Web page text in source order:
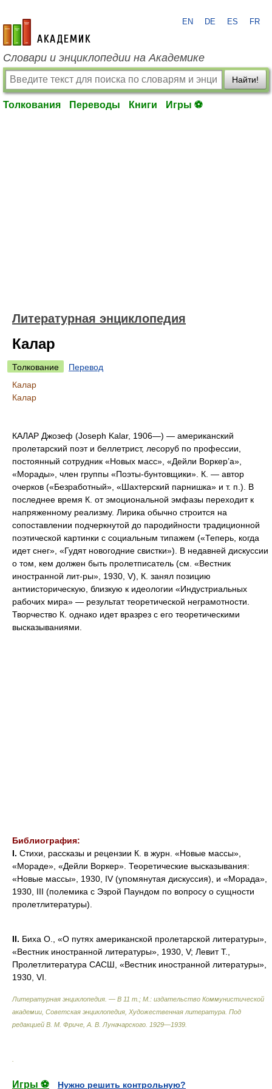
academic.ru
EN DE ES FR
Словари и энциклопедии на Академике
Найти!
Толкования Переводы Книги Игры ⚽
Литературная энциклопедия
Калар
Толкование
Перевод
Калар
Калар
КАЛАР Джозеф (Joseph Kalar, 1906—) — американский
пролетарский поэт и беллетрист, лесоруб по профессии,
постоянный сотрудник «Новых масс», «Дейли Воркер’а»,
«Морады», член группы «Поэты-бунтовщики». К. — автор
очерков («Безработный», «Шахтерский парнишка» и т. п.). В
последнее время К. от эмоциональной эмфазы переходит к
напряженному реализму. Лирика обычно строится на
сопоставлении подчеркнутой до пародийности традиционной
поэтической картинки с социальным типажем («Теперь, когда
идет снег», «Гудят новогодние свистки»). В недавней дискуссии
о том, кем должен быть пролетписатель (см. «Вестник
иностранной лит-ры», 1930, V), К. занял позицию
антиисторическую, близкую к идеологии «Индустриальных
рабочих мира» — результат теоретической неграмотности.
Творчество К. однако идет вразрез с его теоретическими
высказываниями.
Библиография:
I. Стихи, рассказы и рецензии К. в журн. «Новые массы»,
«Мораде», «Дейли Воркер». Теоретические высказывания:
«Новые массы», 1930, IV (упомянутая дискуссия), и «Морада»,
1930, III (полемика с Эзрой Паундом по вопросу о сущности
пролетлитературы).
II. Биха О., «О путях американской пролетарской литературы»,
«Вестник иностранной литературы», 1930, V; Левит Т.,
Пролетлитература САСШ, «Вестник иностранной литературы»,
1930, VI.
Литературная энциклопедия. — В 11 т.; М.: издательство Коммунистической
академии, Советская энциклопедия, Художественная литература Под
редакцией В. М. Фриче, А. В. Луначарского. 1929—1939
Игры ⚽ Нужно решить контрольную?